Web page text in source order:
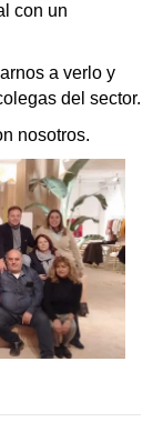
con un
a verlo y
del sector.
nosotros.